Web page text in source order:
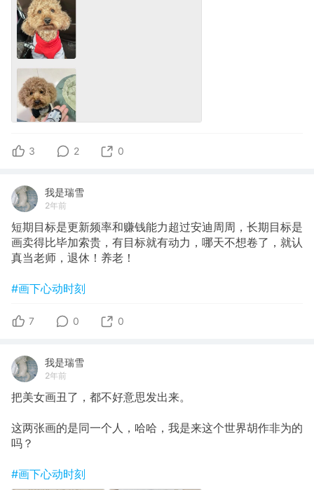
3 2 0
我是瑞雪
2年前
短期目标是更新频率和赚钱能力超过安迪周周，长期目标是
画卖得比毕加索贵，有目标就有动力，哪天不想卷了，就认
真当老师，退休！养老！
#画下心动时刻
7 0 0
我是瑞雪
2年前
把美女画丑了，都不好意思发出来。
这两张画的是同一个人，哈哈，我是来这个世界胡作非为的
吗？
#画下心动时刻